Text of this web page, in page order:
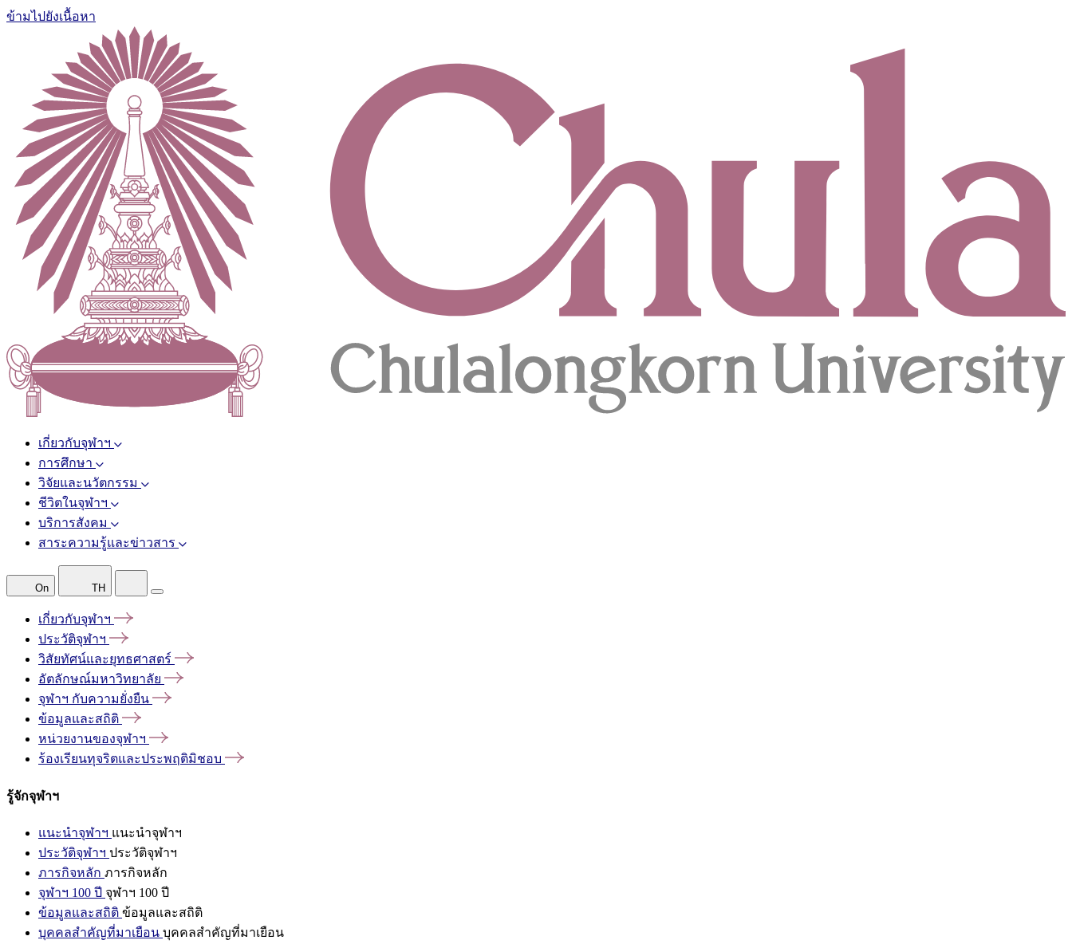
ข้ามไปยังเนื้อหา
เกี่ยวกับจุฬาฯ
การศึกษา
วิจัยและนวัตกรรม
ชีวิตในจุฬาฯ
บริการสังคม
สาระความรู้และข่าวสาร
On TH
เกี่ยวกับจุฬาฯ
ประวัติจุฬาฯ
วิสัยทัศน์และยุทธศาสตร์
อัตลักษณ์มหาวิทยาลัย
จุฬาฯ กับความยั่งยืน
ข้อมูลและสถิติ
หน่วยงานของจุฬาฯ
ร้องเรียนทุจริตและประพฤติมิชอบ
รู้จักจุฬาฯ
แนะนำจุฬาฯ แนะนำจุฬาฯ
ประวัติจุฬาฯ ประวัติจุฬาฯ
ภารกิจหลัก ภารกิจหลัก
จุฬาฯ 100 ปี จุฬาฯ 100 ปี
ข้อมูลและสถิติ ข้อมูลและสถิติ
บุคคลสำคัญที่มาเยือน บุคคลสำคัญที่มาเยือน